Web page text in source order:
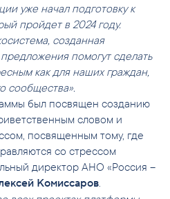
уже начал подготовку к
пройдет в 2024 году.
созданная
помогут сделать
как для наших граждан,
сообщества».
был посвящен созданию
словом и
посвященным тому, где
со стрессом
директор АНО «Россия –
Комиссаров